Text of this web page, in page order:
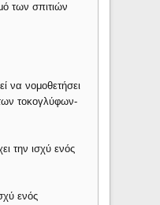
των σπιτιών
να νομοθετήσει
τοκογλύφων-
την ισχύ ενός
ενός